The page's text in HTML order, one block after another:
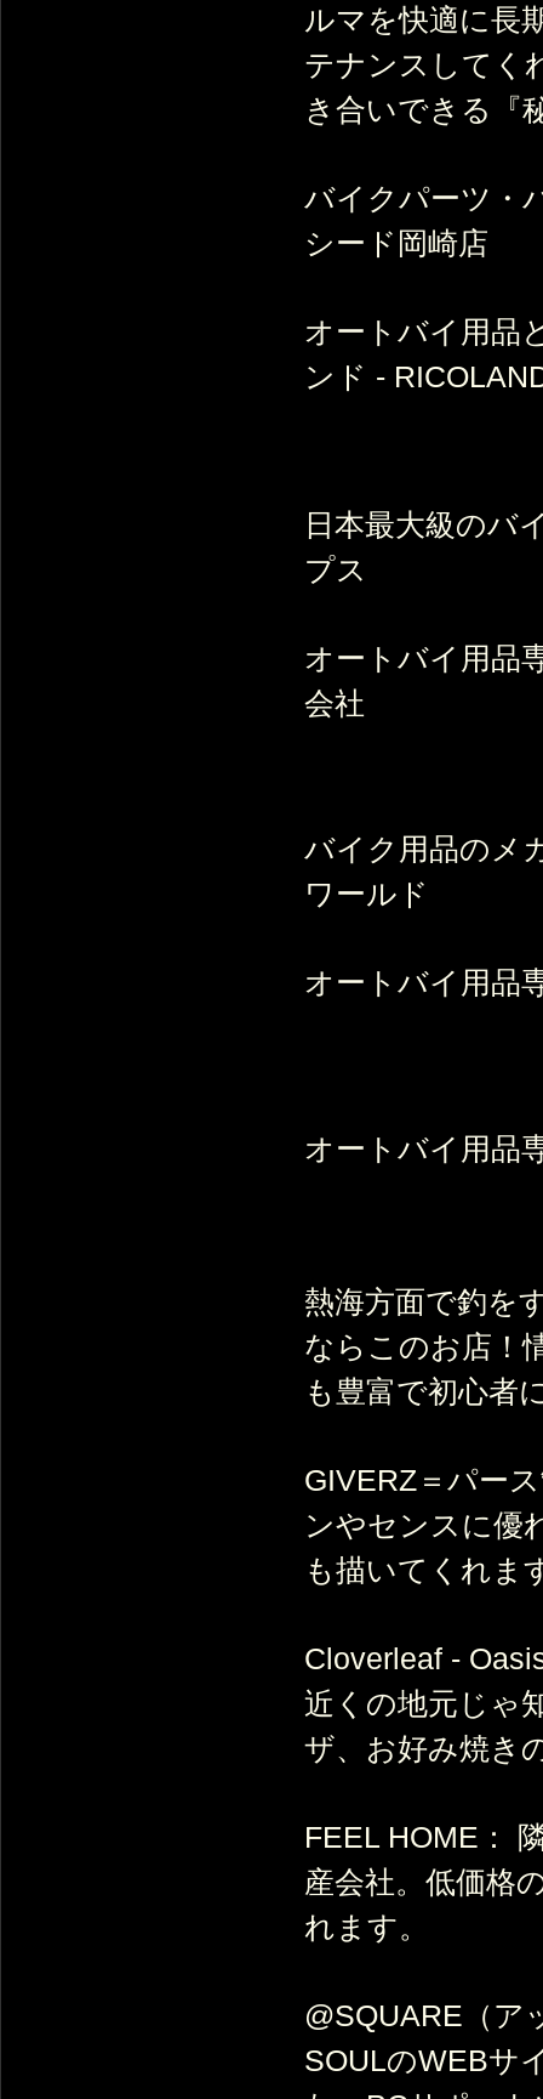
ルマを快適に長
テナンスしてく
き合いできる『
バイクパーツ・
シード岡崎店
オートバイ用品
ンド -
日本最大級のバ
プス
オートバイ用品
会社
バイク用品のメ
ワールド
オートバイ用品
オートバイ用品
熱海方面で釣を
ならこのお店！
も豊富で初心者
GIVERZ＝パー
ンやセンスに優
も描いてくれま
Cloverleaf -
近くの地元じゃ
ザ、お好み焼き
FEEL HOME：
産会社。低価格
れます。
@SQUARE（ア
SOULのWEBサ